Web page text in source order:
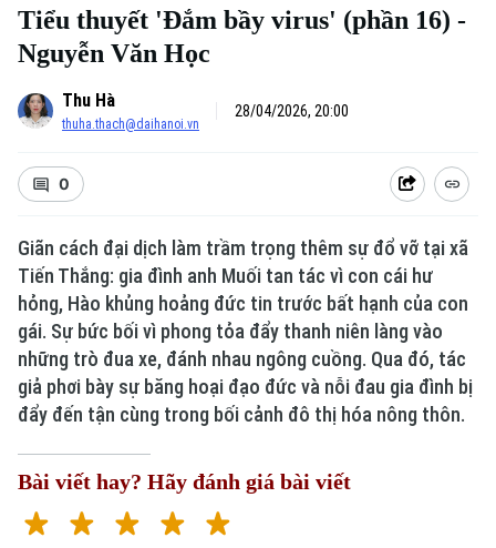
Xu hướng
Tiểu thuyết 'Đắm bầy virus' (phần 16) -
Nguyễn Văn Học
Thu Hà
thuha.thach@daihanoi.vn
28/04/2026, 20:00
0
Giãn cách đại dịch làm trầm trọng thêm sự đổ vỡ tại xã
Tiến Thắng: gia đình anh Muối tan tác vì con cái hư
hỏng, Hào khủng hoảng đức tin trước bất hạnh của con
gái. Sự bức bối vì phong tỏa đẩy thanh niên làng vào
những trò đua xe, đánh nhau ngông cuồng. Qua đó, tác
giả phơi bày sự băng hoại đạo đức và nỗi đau gia đình bị
đẩy đến tận cùng trong bối cảnh đô thị hóa nông thôn.
Bài viết hay? Hãy đánh giá bài viết